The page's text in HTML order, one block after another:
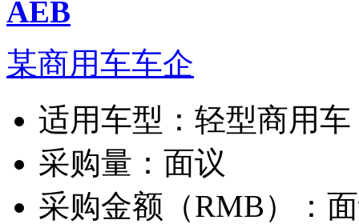
AEB
某商用车车企
适用车型： 轻型商用
采购量： 面议
采购金额（RMB）：